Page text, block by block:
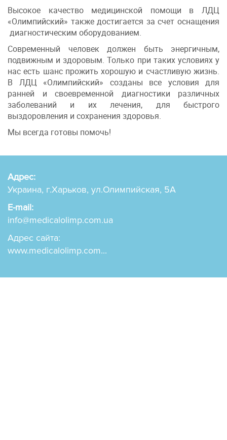
Высокое качество медицинской помощи в ЛДЦ
«Олимпийский» также достигается за счет оснащения
диагностическим оборудованием.
Современный человек должен быть энергичным,
подвижным и здоровым. Только при таких условиях у
нас есть шанс прожить хорошую и счастливую жизнь.
В ЛДЦ «Олимпийский» созданы все условия для
ранней и своевременной диагностики различных
заболеваний и их лечения, для быстрого
выздоровления и сохранения здоровья.
Мы всегда готовы помочь!
Адрес:
Украина, г.Харьков, ул.Олимпийская, 5А
E-mail:
info@medicalolimp.com.ua
Адрес сайта:
www.medicalolimp.com...